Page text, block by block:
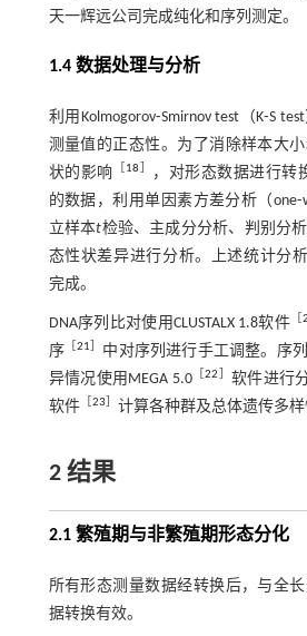
天一辉远公司完成纯化和序列测定。
1.4 数据处理与分析
利用Kolmogorov⁃Smirnov test（K⁃S
测量值的正态性。为了消除样本大
状的影响
18 ，对形态数据进行转
的数据，利用单因素方差分析（
立样本t检验、主成分分析、判别分
态性状差异进行分析。上述统计分析
完成。
DNA序列比对使用CLUSTALX 1.8软件 ［
序［ 21
中对序列进行手工调整。序
异情况使用MEGA 5.0［22 ］软件进行
软件
23 计算各种群及总体遗传多样
2 结果
2.1 繁殖期与非繁殖期形态分化
所有形态测量数据经转换后，与全
据转换有效。